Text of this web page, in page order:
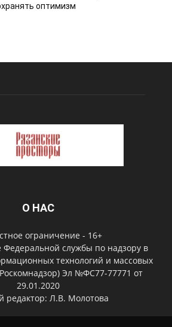
оптимизм
О НАС
ограничение - 16+
Федеральной службы по надзору в
технологий и массовых
Эл №ФС77-77771 от
29.01.2020
редактор: Л.В. Молотова